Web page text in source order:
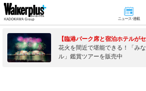
ニュース･連載
【臨港パーク席と宿泊ホテルがセ
花火を間近で堪能できる！「み
ル」鑑賞ツアーを販売中